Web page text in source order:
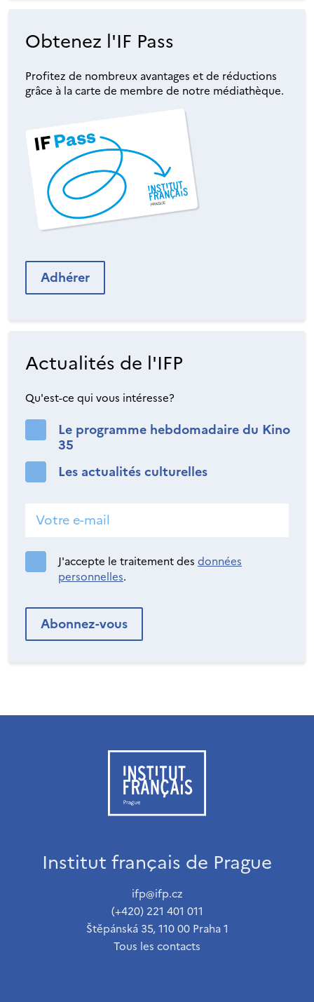
Obtenez l'IF Pass
Profitez de nombreux avantages et de réductions
grâce à la carte de membre de notre médiathèque.
Adhérer
Actualités de l'IFP
Qu'est-ce qui vous intéresse?
Le programme hebdomadaire du Kino
35
Les actualités culturelles
J'accepte le traitement des données
personnelles.
Institut français de Prague
ifp@ifp.cz
(+420) 221 401 011
Štěpánská 35, 110 00 Praha 1
Tous les contacts